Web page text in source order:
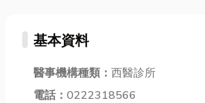
基本資料
醫事機構種類： 西醫診所
電話： 0222318566